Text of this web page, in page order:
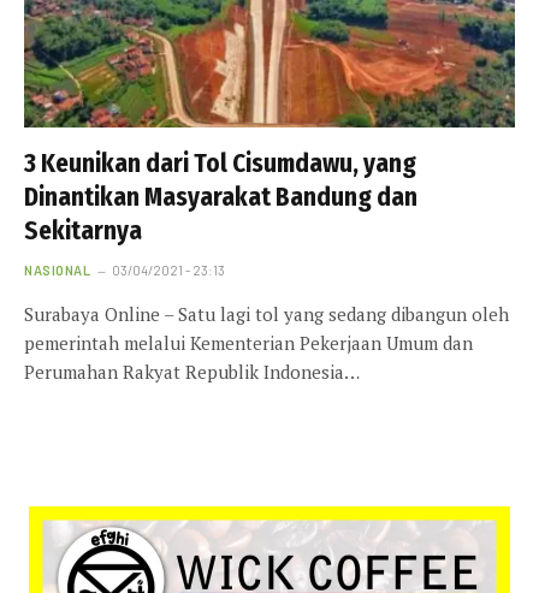
3 Keunikan dari Tol Cisumdawu, yang
Dinantikan Masyarakat Bandung dan
Sekitarnya
NASIONAL 03/04/2021 - 23:13
Surabaya Online – Satu lagi tol yang sedang dibangun oleh
pemerintah melalui Kementerian Pekerjaan Umum dan
Perumahan Rakyat Republik Indonesia…